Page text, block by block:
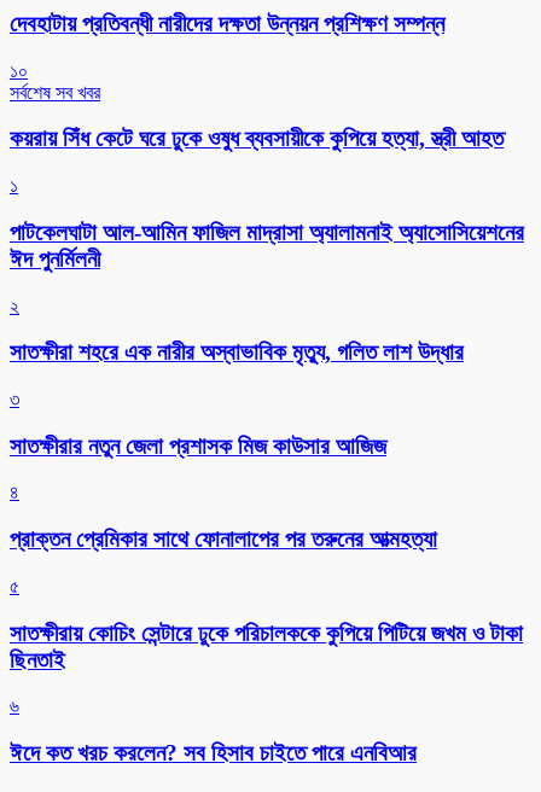
দেবহাটায় প্রতিবন্ধী নারীদের দক্ষতা উন্নয়ন প্রশিক্ষণ সম্পন্ন
১০
সর্বশেষ সব খবর
কয়রায় সিঁধ কেটে ঘরে ঢুকে ওষুধ ব্যবসায়ীকে কুপিয়ে হত্যা, স্ত্রী আহত
১
পাটকেলঘাটা আল-আমিন ফাজিল মাদ্রাসা অ্যালামনাই অ্যাসোসিয়েশনের
ঈদ পুনর্মিলনী
২
সাতক্ষীরা শহরে এক নারীর অস্বাভাবিক মৃত্যু, গলিত লাশ উদ্ধার
৩
সাতক্ষীরার নতুন জেলা প্রশাসক মিজ কাউসার আজিজ
৪
প্রাক্তন প্রেমিকার সাথে ফোনালাপের পর তরুনের আত্মহত্যা
৫
সাতক্ষীরায় কোচিং সেন্টারে ঢুকে পরিচালককে কুপিয়ে পিটিয়ে জখম ও টাকা
ছিনতাই
৬
ঈদে কত খরচ করলেন? সব হিসাব চাইতে পারে এনবিআর